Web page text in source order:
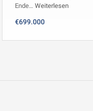
Ende… Weiterlesen
€699.000